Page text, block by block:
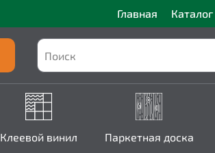
Главная Каталог
Клеевой винил Паркетная доска